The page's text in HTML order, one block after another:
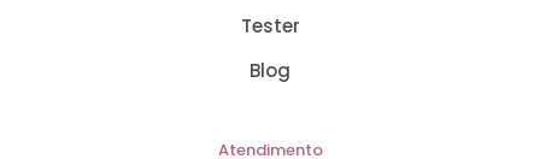
Tester
Blog
Atendimento